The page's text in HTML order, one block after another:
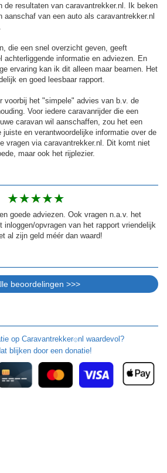
de resultaten van caravantrekker.nl. Ik beken
van een auto als caravantrekker.nl
die een snel overzicht geven, geeft
achterliggende informatie en adviezen. En
ervaring kan ik dit alleen maar beamen. Het
en goed leesbaar rapport.
voorbij het "simpele" advies van b.v. de
Voor iedere caravanrijder die een
caravan wil aanschaffen, zou het een
en verantwoordelijke informatie over de
vragen via caravantrekker.nl. Dit komt niet
maar ook het rijplezier.
goede adviezen. Ook vragen n.a.v. het
inloggen/opvragen van het rapport vriendelijk
al zijn geld méér dan waard!
op Caravantrekker🙂nl waardevol?
blijken door een donatie!